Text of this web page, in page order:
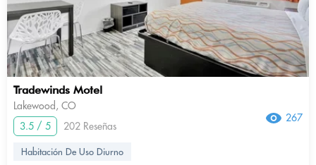
Tradewinds Motel
Lakewood, CO
3.5 / 5
202 Reseñas
267
Habitación De Uso Diurno